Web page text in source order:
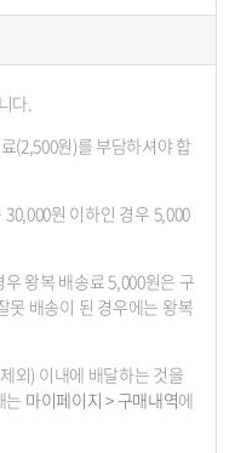
다.
(2,500원)를 부담하셔야 합
원 이하인 경우 5,000
왕복 배송료 5,000원은 구
못 배송이 된 경우에는 왕복
외) 이내에 배달하는 것을
는 마이페이지 > 구매내역에